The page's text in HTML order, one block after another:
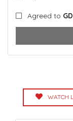
Agreed to
WATCH